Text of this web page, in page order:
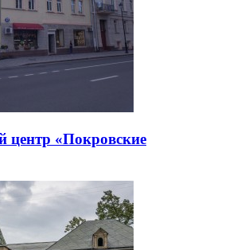
центр «Покровские